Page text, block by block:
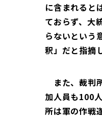
に含まれると
ておらず、大
らないという
釈」だと指摘
また、裁判
加人員も100
所は軍の作戦